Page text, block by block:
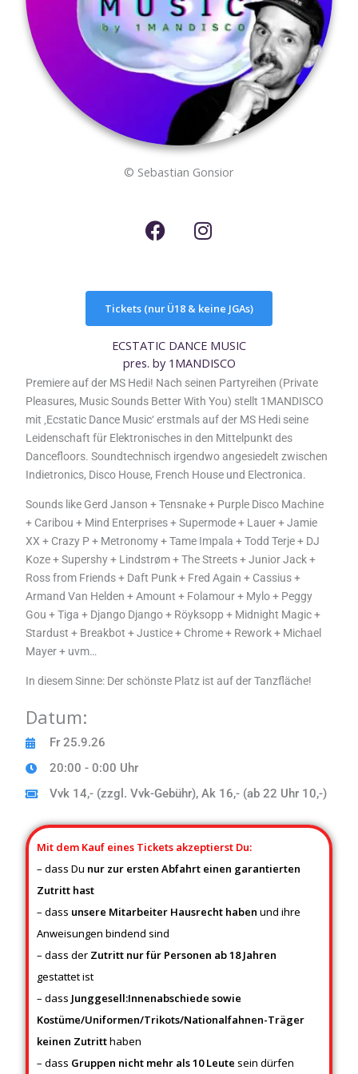
© Sebastian Gonsior
F
a
b
o
o
k
I
n
a
g
r
a
m
Tickets (nur Ü18 & keine JGAs)
ECSTATIC DANCE MUSIC
pres. by 1MANDISCO
Premiere auf der MS Hedi! Nach seinen Partyreihen (Private
Pleasures, Music Sounds Better With You) stellt 1MANDISCO
mit ‚Ecstatic Dance Music‘ erstmals auf der MS Hedi seine
Leidenschaft für Elektronisches in den Mittelpunkt des
Dancefloors. Soundtechnisch irgendwo angesiedelt zwischen
Indietronics, Disco House, French House und Electronica.
Sounds like Gerd Janson + Tensnake + Purple Disco Machine
+ Caribou + Mind Enterprises + Supermode + Lauer + Jamie
XX + Crazy P + Metronomy + Tame Impala + Todd Terje + DJ
Koze + Supershy + Lindstrøm + The Streets + Junior Jack +
Ross from Friends + Daft Punk + Fred Again + Cassius +
Armand Van Helden + Amount + Folamour + Mylo + Peggy
Gou + Tiga + Django Django + Röyksopp + Midnight Magic +
Stardust + Breakbot + Justice + Chrome + Rework + Michael
Mayer + uvm…
In diesem Sinne: Der schönste Platz ist auf der Tanzfläche!
Datum:
Fr 25.9.26
20:00 - 0:00 Uhr
Vvk 14,- (zzgl. Vvk-Gebühr), Ak 16,- (ab 22 Uhr 10,-)
Mit dem Kauf eines Tickets akzeptierst Du:
– dass Du nur zur ersten Abfahrt einen garantierten
Zutritt hast
– dass unsere Mitarbeiter Hausrecht haben und ihre
Anweisungen bindend sind
– dass der Zutritt nur für Personen ab 18 Jahren
gestattet ist
– dass Junggesell:Innenabschiede sowie
Kostüme/Uniformen/Trikots/Nationalfahnen-Träger
keinen Zutritthaben
– dass Gruppen nicht mehr als 10 Leute sein dürfen